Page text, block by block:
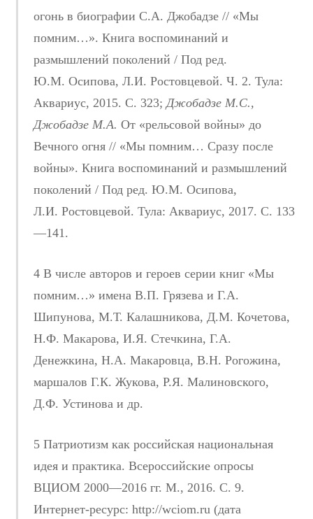
огонь в биографии С.А. Джобадзе // «Мы
помним…». Книга воспоминаний и
размышлений поколений / Под ред.
Ю.М. Осипова, Л.И. Ростовцевой. Ч. 2. Тула:
Аквариус, 2015. С. 323;Джобадзе М.С.,
Джобадзе М.А. От «рельсовой войны» до
Вечного огня // «Мы помним… Сразу после
войны». Книга воспоминаний и размышлений
поколений / Под ред. Ю.М. Осипова,
Л.И. Ростовцевой. Тула: Аквариус, 2017. С. 133
—141.
4 В числе авторов и героев серии книг «Мы
помним…» имена В.П. Грязева и Г.А.
Шипунова, М.Т. Калашникова, Д.М. Кочетова,
Н.Ф. Макарова, И.Я. Стечкина, Г.А.
Денежкина, Н.А. Макаровца, В.Н. Рогожина,
маршалов Г.К. Жукова, Р.Я. Малиновского,
Д.Ф. Устинова и др.
5 Патриотизм как российская национальная
идея и практика. Всероссийские опросы
ВЦИОМ 2000—2016 гг. М., 2016. С. 9.
Интернет-ресурс: http://wciom.ru (дата